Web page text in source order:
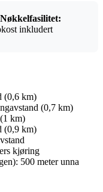
inkludert
(0,6 km)
(0,7 km)
km)
(0,9 km)
kjøring
500 meter unna